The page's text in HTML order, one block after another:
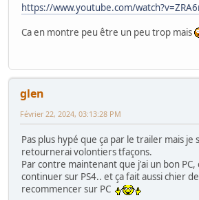
https://www.youtube.com/
Ca en montre peu être un peu trop mais
glen
Février 22, 2024, 03:13:28 PM
Pas plus hypé que ça par le trailer mais je
retournerai volontiers tfaçons.
Par contre maintenant que j'ai un bon PC,
continuer sur PS4.. et ça fait aussi chier
recommencer sur PC